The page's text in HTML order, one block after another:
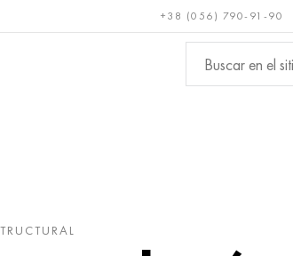
+38 (056) 790-91-90
cobre, Metales no
ferrosos